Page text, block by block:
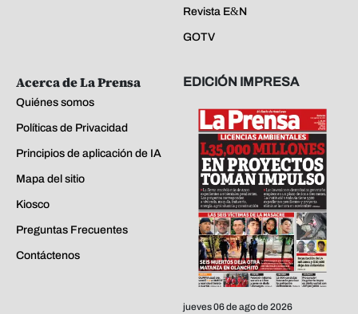
Revista E&N
GOTV
Acerca de La Prensa
Quiénes somos
Políticas de Privacidad
Principios de aplicación de IA
Mapa del sitio
Kiosco
Preguntas Frecuentes
Contáctenos
EDICIÓN IMPRESA
jueves 06 de ago de 2026